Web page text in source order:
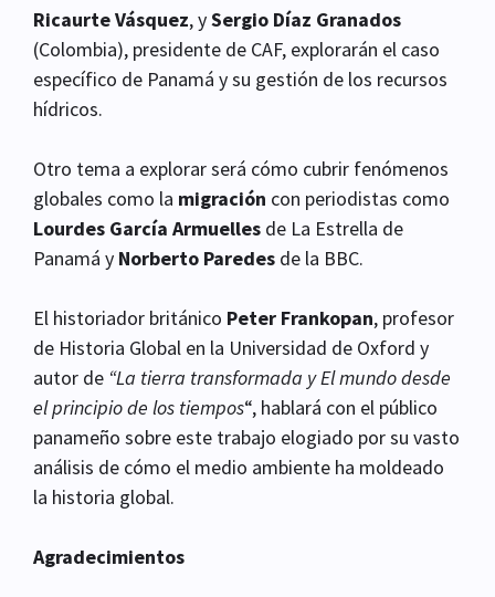
Ricaurte Vásquez, ySergio Díaz Granados
(Colombia), presidente de CAF, explorarán el caso
específico de Panamá y su gestión de los recursos
hídricos.
Otro tema a explorar será cómo cubrir fenómenos
globales como la migración con periodistas como
Lourdes García Armuelles de La Estrella de
Panamá y Norberto Paredes de la BBC.
El historiador británico Peter Frankopan, profesor
de Historia Global en la Universidad de Oxford y
autor de “La tierra transformada y El mundo desde
el principio de los tiempos“, hablará con el público
panameño sobre este trabajo elogiado por su vasto
análisis de cómo el medio ambiente ha moldeado
la historia global.
Agradecimientos